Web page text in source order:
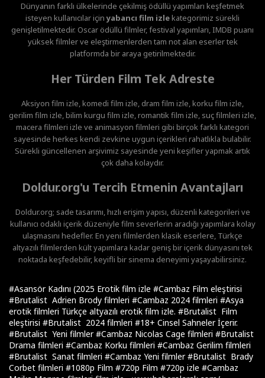
Dünyanın farklı ülkelerinde çekilmiş ödüllü yapımları keşfetmek
isteyen kullanıcılar içinyabancı film izlekategorimiz sürekli
genişletilmektedir. Oscar ödüllü filmler, festival yapımları, IMDB puanı
yüksek filmler ve eleştirmenlerden tam not alan eserler tek
platformda bir araya getirilmektedir.
Her Türden Film Tek Adreste
Aksiyon film izle, komedi film izle, dram film izle, korku film izle,
gerilim film izle, bilim kurgu film izle, romantik film izle, suç filmleri izle,
macera filmleri izle ve animasyon filmleri gibi birçok farklı kategori
sayesinde herkes kendi zevkine uygun içerikleri rahatlıkla bulabilir.
Sürekli güncellenen arşivimiz sayesinde yeni keşifler yapmak artık
çok daha kolaydır.
Doldur.org'u Tercih Etmenin Avantajları
Doldur.org; sade tasarımı, hızlı erişim yapısı, düzenli kategorileri ve
kullanıcı odaklı içerik düzeniyle film severlerin aradığı yapımlara kolay
ulaşmasını hedefler. En yeni filmlerden klasik eserlere, Türkçe
altyazılı filmlerden kült yapımlara kadar geniş bir içerik dünyasını tek
noktada keşfedebilir, keyifli bir sinema deneyimi yaşayabilirsiniz.
#Asansör Kadını (2025 Erotik film izle #Cambaz Film eleştirisi
#Brutalist Adrien Brody filmleri #Cambaz 2024 filmleri #Asya
erotik filmleri Türkçe altyazılı erotik film izle. #Brutalist Film
eleştirisi #Brutalist 2024 filmleri #18+ Cinsel Sahneler İçerir.
#Brutalist Yeni filmler#Cambaz Nicolas Cage filmleri #Brutalist
Drama filmleri #Cambaz Korku filmleri #Cambaz Gerilim filmleri
#Brutalist Sanat filmleri #Cambaz Yeni filmler#Brutalist Brady
Corbet filmleri #1080p Film #720p Film #720p izle #Cambaz